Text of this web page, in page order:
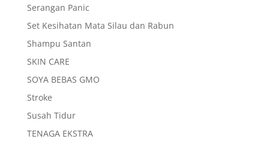
Serangan Panic
Set Kesihatan Mata Silau dan Rabun
Shampu Santan
SKIN CARE
SOYA BEBAS GMO
Stroke
Susah Tidur
TENAGA EKSTRA